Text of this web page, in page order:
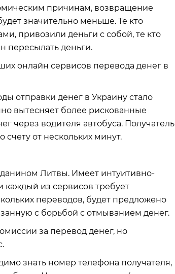
причинам, возвращение
значительно меньше. Те кто
привозили деньги с собой, те кто
пересылать деньги.
онлайн сервисов перевода денег в
отправки денег в Украину стало
вытесняет более рискованные
через водителя автобуса. Получатель
счету от нескольких минут.
Литвы. Имеет интуитивно-
из сервисов требует
переводов, будет предложено
с борьбой с отмыванием денег.
за перевод денег, но
знать номер телефона получателя,